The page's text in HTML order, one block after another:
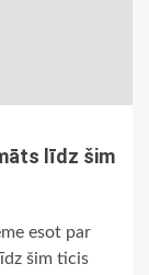
līdz šim
esot par
šim ticis